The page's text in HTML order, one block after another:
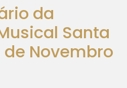
da
Santa
Novembro